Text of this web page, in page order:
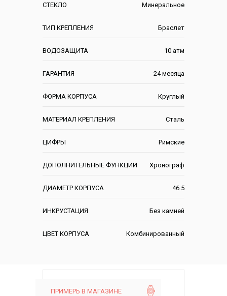
СТЕКЛО Минеральное
ТИП КРЕПЛЕНИЯ Браслет
ВОДОЗАЩИТА 10 атм
ГАРАНТИЯ 24 месяца
ФОРМА КОРПУСА Круглый
МАТЕРИАЛ КРЕПЛЕНИЯ Сталь
ЦИФРЫ Римские
ДОПОЛНИТЕЛЬНЫЕ ФУНКЦИИ Хронограф
ДИАМЕТР КОРПУСА 46.5
ИНКРУСТАЦИЯ Без камней
ЦВЕТ КОРПУСА Комбинированный
ПРИМЕРЬ В МАГАЗИНЕ